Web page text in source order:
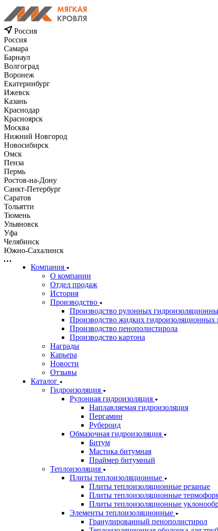
Россия
Россия
Самара
Барнаул
Волгоград
Воронеж
Екатеринбург
Ижевск
Казань
Краснодар
Красноярск
Москва
Нижний Новгород
Новосибирск
Омск
Пенза
Пермь
Ростов-на-Дону
Санкт-Петербург
Саратов
Тольятти
Тюмень
Ульяновск
Уфа
Челябинск
Южно-Сахалинск
Компания
О компании
Отдел продаж
История
Производство
Производство рулонных
Производство жидких гидроизоляционных
Производство пенополистирола
Производство картона
Награды
Карьера
Новости
Отзывы
Каталог
Гидроизоляция
Рулонная гидроизоляция
Наплавляемая гидроизоляция
Пергамин
Рубероид
Обмазочная гидроизоляция
Битум
Мастика битумная
Праймер битумный
Теплоизоляция
Плиты теплоизоляционные
Плиты теплоизоляционные резаные
Плиты теплоизоляционные
Плиты теплоизоляционные
Элементы теплоизоляционные
Гранулированный пенополистирол